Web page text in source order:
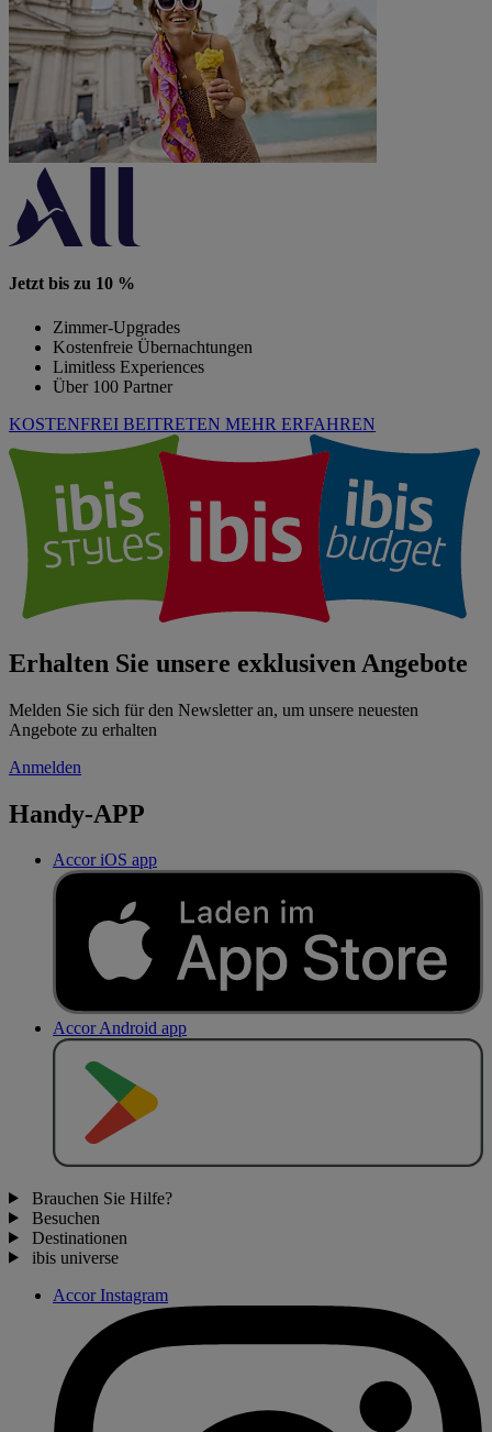
Jetzt bis zu 10 %
Zimmer-Upgrades
Kostenfreie Übernachtungen
Limitless Experiences
Über 100 Partner
KOSTENFREI BEITRETEN MEHR ERFAHREN
Erhalten Sie unsere exklusiven Angebote
Melden Sie sich für den Newsletter an, um unsere neuesten
Angebote zu erhalten
Anmelden
Handy-APP
Accor iOS app
Accor Android app
Brauchen Sie Hilfe?
Besuchen
Destinationen
ibis universe
Accor Instagram